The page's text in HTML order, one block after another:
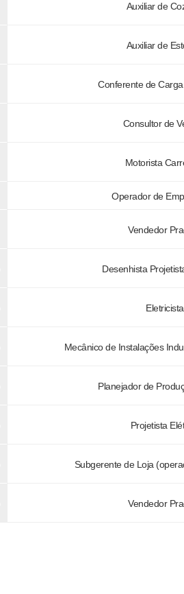
Auxiliar de
Auxiliar de
Conferente de
Consultor de
Motorista
Operador de
Vendedor
Desenhista
Eletricista
Mecânico de Instalações
Planejador de
Projetista
Subgerente de Loja
Vendedor